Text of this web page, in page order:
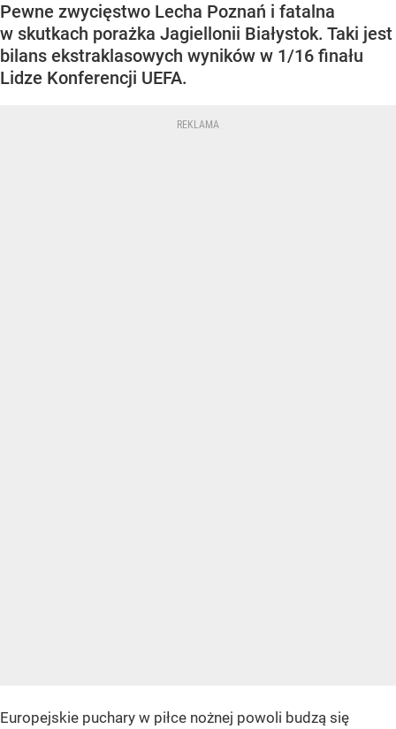
Pewne zwycięstwo Lecha Poznań i fatalna
w skutkach porażka Jagiellonii Białystok. Taki jest
bilans ekstraklasowych wyników w 1/16 finału
Lidze Konferencji UEFA.
Europejskie puchary w piłce nożnej powoli budzą się